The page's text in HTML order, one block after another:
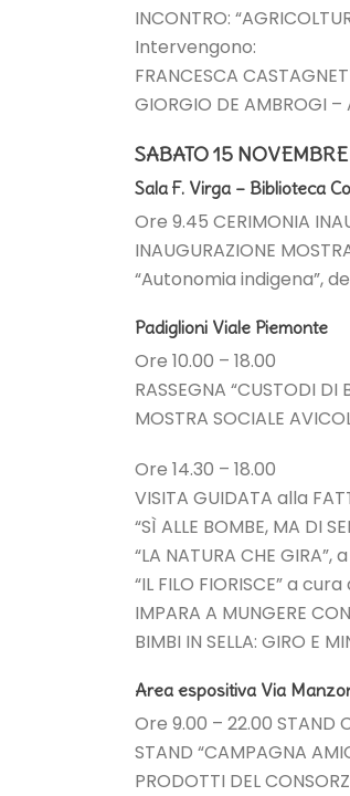
INCONTRO:
Intervengono:
FRANCESCA
GIORGIO DE AMBROGI
SABATO 15 NOVEMBRE
Sala F. Virga – Biblioteca
Ore 9.45 CERIMONIA
INAUGURAZIONE
“Autonomia indigena”,
Padiglioni Viale Piemonte
Ore 10.00 – 18.00
RASSEGNA “CUSTODI
MOSTRA SOCIALE
Ore 14.30 – 18.00
VISITA GUIDATA alla
“SÌ ALLE BOMBE, MA DI
“LA NATURA CHE
“IL FILO FIORISCE” a
IMPARA A MUNGERE
BIMBI IN SELLA: GIRO E
Area espositiva Via
Ore 9.00 – 22.00 STAND
STAND “CAMPAGNA
PRODOTTI DEL